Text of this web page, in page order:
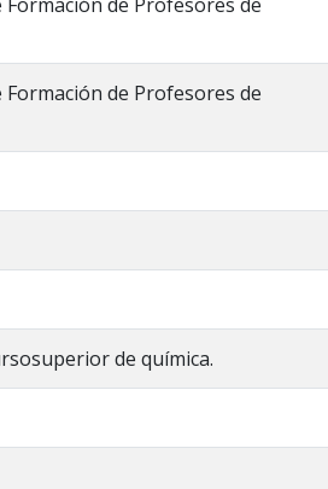
de Profesores de
de química.